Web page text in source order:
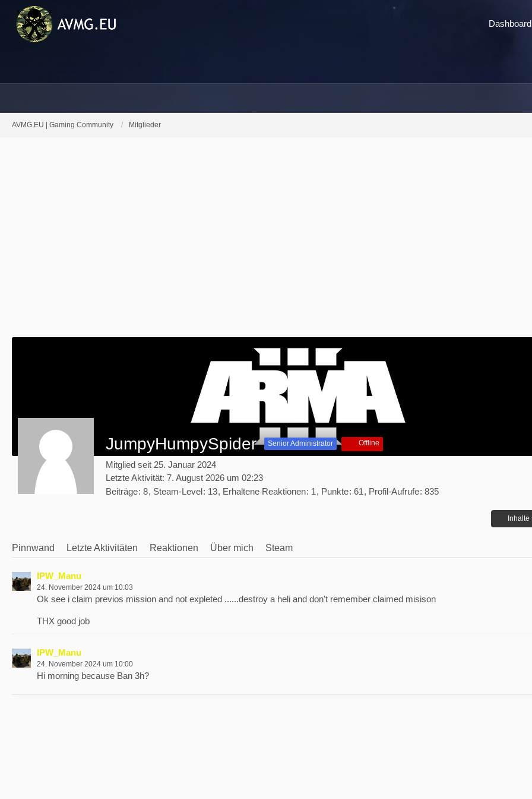
Dashboard
AVMG.EU | Gaming Community Mitglieder
JumpyHumpySpider Senior Administrator Offline
Mitglied seit 25. Januar 2024
Letzte Aktivität: 7. August 2026 um 02:23
Beiträge 8 Steam-Level 13 Erhaltene Reaktionen 1 Punkte 61 Profil-Aufrufe 835
Inhalte
Pinnwand Letzte Aktivitäten Reaktionen Über mich Steam
IPW_Manu
24. November 2024 um 10:03
Ok see i claim previos mission and not expleted ......destroy a heli and don't remember claimed misison
THX good job
IPW_Manu
24. November 2024 um 10:00
Hi morning because Ban 3h?